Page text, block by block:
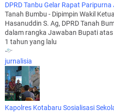
DPRD Tanbu Gelar Rapat
Tanah Bumbu - Dipimpin Wakil
Hasanuddin S. Ag, DPRD Tanah
dalam rangka Jawaban Bupati atas
1 tahun yang lalu
jurnalisia
Kapolres Kotabaru Sosialisasi